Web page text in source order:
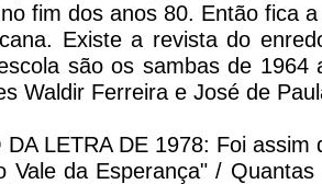
fim dos anos 80. Então fica
Existe a revista do
são os sambas de
Waldir Ferreira e José de
DA LETRA DE 1978: Foi
Vale da Esperança" /